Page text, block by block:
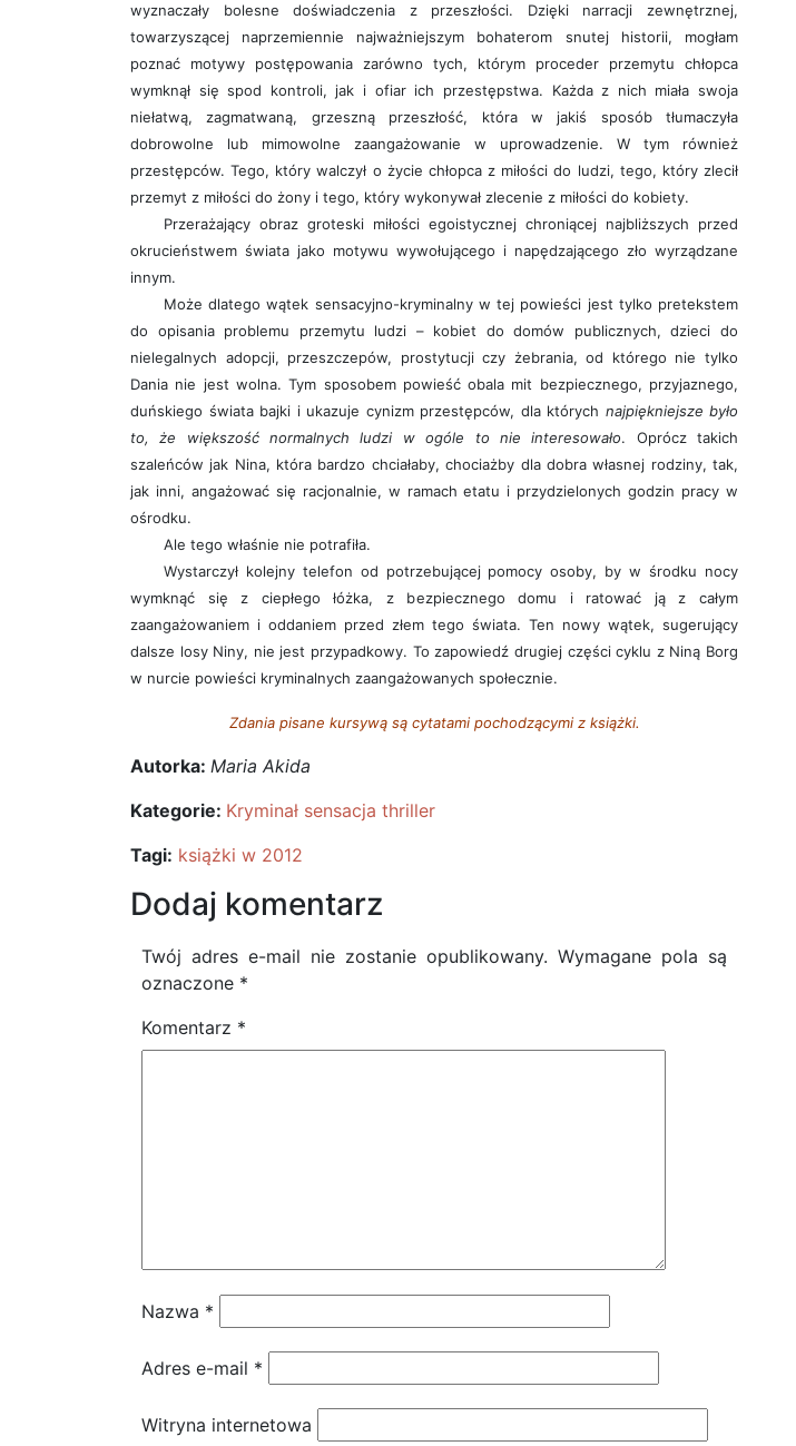
wyznaczały bolesne doświadczenia z przeszłości. Dzięki narracji zewnętrznej,
towarzyszącej naprzemiennie najważniejszym bohaterom snutej historii, mogłam
poznać motywy postępowania zarówno tych, którym proceder przemytu chłopca
wymknął się spod kontroli, jak i ofiar ich przestępstwa. Każda z nich miała swoja
niełatwą, zagmatwaną, grzeszną przeszłość, która w jakiś sposób tłumaczyła
dobrowolne lub mimowolne zaangażowanie w uprowadzenie. W tym również
przestępców. Tego, który walczył o życie chłopca z miłości do ludzi, tego, który zlecił
przemyt z miłości do żony i tego, który wykonywał zlecenie z miłości do kobiety.
Przerażający obraz groteski miłości egoistycznej chroniącej najbliższych przed
okrucieństwem świata jako motywu wywołującego i napędzającego zło wyrządzane
innym.
Może dlatego wątek sensacyjno-kryminalny w tej powieści jest tylko pretekstem
do opisania problemu przemytu ludzi – kobiet do domów publicznych, dzieci do
nielegalnych adopcji, przeszczepów, prostytucji czy żebrania, od którego nie tylko
Dania nie jest wolna. Tym sposobem powieść obala mit bezpiecznego, przyjaznego,
duńskiego świata bajki i ukazuje cynizm przestępców, dla których najpiękniejsze było
to, że większość normalnych ludzi w ogóle to nie interesowało. Oprócz takich
szaleńców jak Nina, która bardzo chciałaby, chociażby dla dobra własnej rodziny, tak,
jak inni, angażować się racjonalnie, w ramach etatu i przydzielonych godzin pracy w
ośrodku.
Ale tego właśnie nie potrafiła.
Wystarczył kolejny telefon od potrzebującej pomocy osoby, by w środku nocy
wymknąć się z ciepłego łóżka, z bezpiecznego domu i ratować ją z całym
zaangażowaniem i oddaniem przed złem tego świata. Ten nowy wątek, sugerujący
dalsze losy Niny, nie jest przypadkowy. To zapowiedź drugiej części cyklu z Niną Borg
w nurcie powieści kryminalnych zaangażowanych społecznie.
Zdania pisane kursywą są cytatami pochodzącymi z książki.
Autorka: Maria Akida
Kategorie: Kryminał sensacja thriller
Tagi: książki w 2012
Dodaj komentarz
Twój adres e-mail nie zostanie opublikowany. Wymagane pola są
oznaczone *
Komentarz *
Nazwa *
Adres e-mail *
Witryna internetowa